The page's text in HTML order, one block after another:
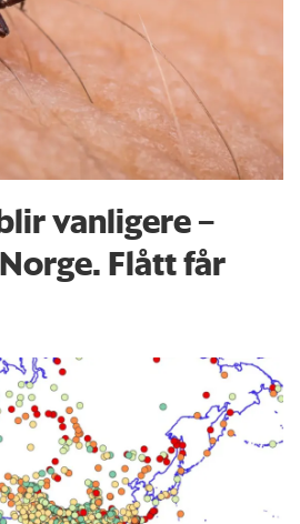
vanligere –
Flått får